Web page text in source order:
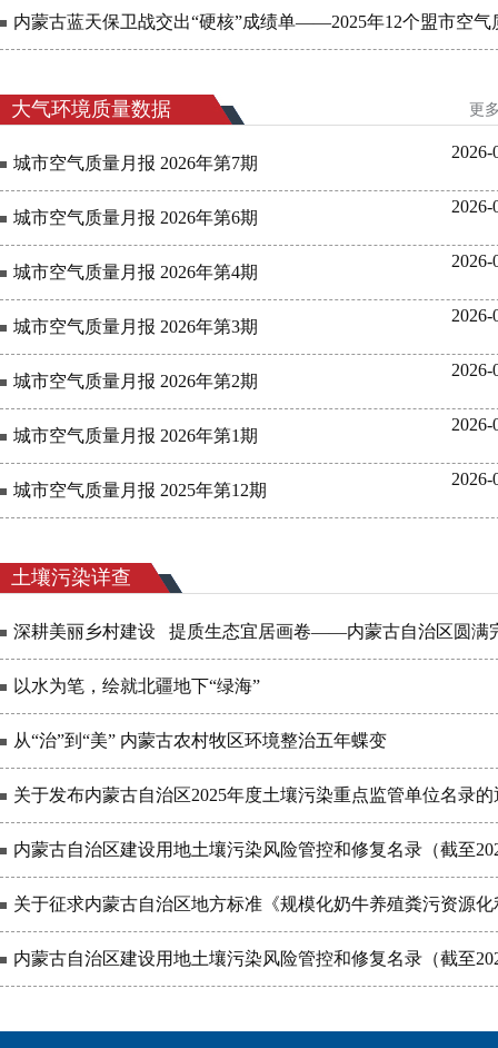
内蒙古蓝天保卫战交出“硬核”成绩单——2025年12个盟市空气
大气环境质量数据 更
城市空气质量月报 2026年第7期
2026-
城市空气质量月报 2026年第6期
2026-
城市空气质量月报 2026年第4期
2026-
城市空气质量月报 2026年第3期
2026-
城市空气质量月报 2026年第2期
2026-
城市空气质量月报 2026年第1期
2026-
城市空气质量月报 2025年第12期
2026-
土壤污染详查
深耕美丽乡村建设 提质生态宜居画卷——内蒙古自治区圆满
以水为笔，绘就北疆地下“绿海”
从“治”到“美” 内蒙古农村牧区环境整治五年蝶变
关于发布内蒙古自治区2025年度土壤污染重点监管单位名录
内蒙古自治区建设用地土壤污染风险管控和修复名录（截至
关于征求内蒙古自治区地方标准《规模化奶牛养殖粪污资源
内蒙古自治区建设用地土壤污染风险管控和修复名录（截至